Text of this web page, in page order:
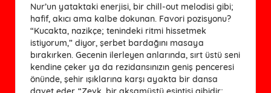
Nur’un yataktaki enerjisi, bir chill-out melodisi gibi;
hafif, akıcı ama kalbe dokunan. Favori pozisyonu?
“Kucakta, nazikçe; tenindeki ritmi hissetmek
istiyorum,” diyor, şerbet bardağını masaya
bırakırken. Gecenin ilerleyen anlarında, sırt üstü seni
kendine çeker ya da rezidansınızın geniş penceresi
önünde, şehir ışıklarına karşı ayakta bir dansa